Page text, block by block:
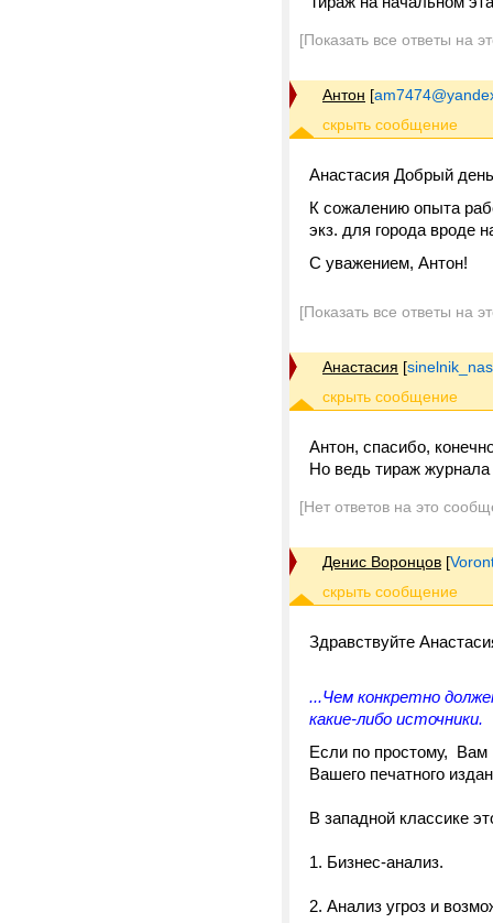
[Показать все ответы на
Антон [
Анастасия Добрый
К сожалению опыта
экз. для города вроде
С уважением, Антон!
[Показать все ответы на
Анастасия [
Антон, спасибо,
Но ведь тираж
[Нет ответов на это
Денис Воронцов [
Здравствуйте
...Чем конкретно
какие-либо источники.
Если по простому, Вам
Вашего печатного
В западной классике
1. Бизнес-анализ.
2. Анализ угроз и